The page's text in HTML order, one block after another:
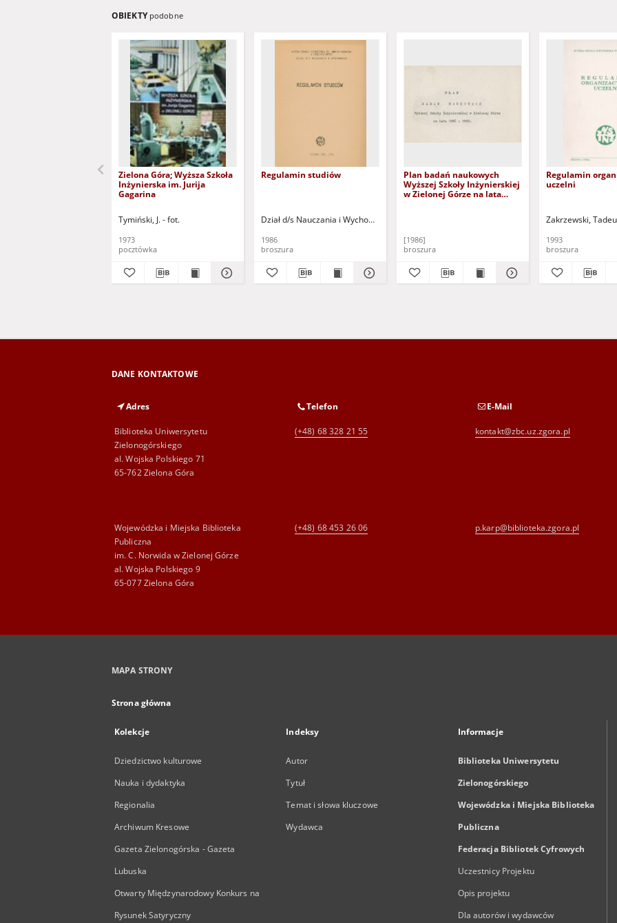
OBIEKTY podobne
Zielona Góra; Wyższa Szkoła
Inżynierska im. Jurija
Gagarina
Tymiński, J. - fot.
1973
pocztówka
Regulamin studiów
Dział d/s Nauczania i Wychowania Wyższej Szkoły Inżynierskiej w Zielonej Górze
1986
broszura
Plan badań naukowych
Wyższej Szkoły Inżynierskiej
w Zielonej Górze na lata
[1986]
broszura
Regulamin
uczelni
Zakrzewski,
1993
broszura
DANE KONTAKTOWE
Adres
Biblioteka Uniwersytetu
Zielonogórskiego
al. Wojska Polskiego 71
65-762 Zielona Góra
Telefon
(+48) 68 328 21 55
E-Mail
kontakt@zbc.uz.zgora.pl
Wojewódzka i Miejska Biblioteka
Publiczna
im. C. Norwida w Zielonej Górze
al. Wojska Polskiego 9
65-077 Zielona Góra
(+48) 68 453 26 06 p.karp@biblioteka.zgora.pl
MAPA STRONY
Strona główna
Kolekcje
Dziedzictwo kulturowe
Nauka i dydaktyka
Regionalia
Archiwum Kresowe
Gazeta Zielonogórska - Gazeta
Lubuska
Otwarty Międzynarodowy Konkurs na
Rysunek Satyryczny
Indeksy
Autor
Tytuł
Temat i słowa kluczowe
Wydawca
Informacje
Biblioteka Uniwersytetu
Zielonogórskiego
Wojewódzka i Miejska Biblioteka
Publiczna
Federacja Bibliotek Cyfrowych
Uczestnicy Projektu
Opis projektu
Dla autorów i wydawców